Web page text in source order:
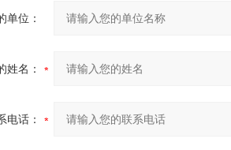
单位：
姓名：
电话：